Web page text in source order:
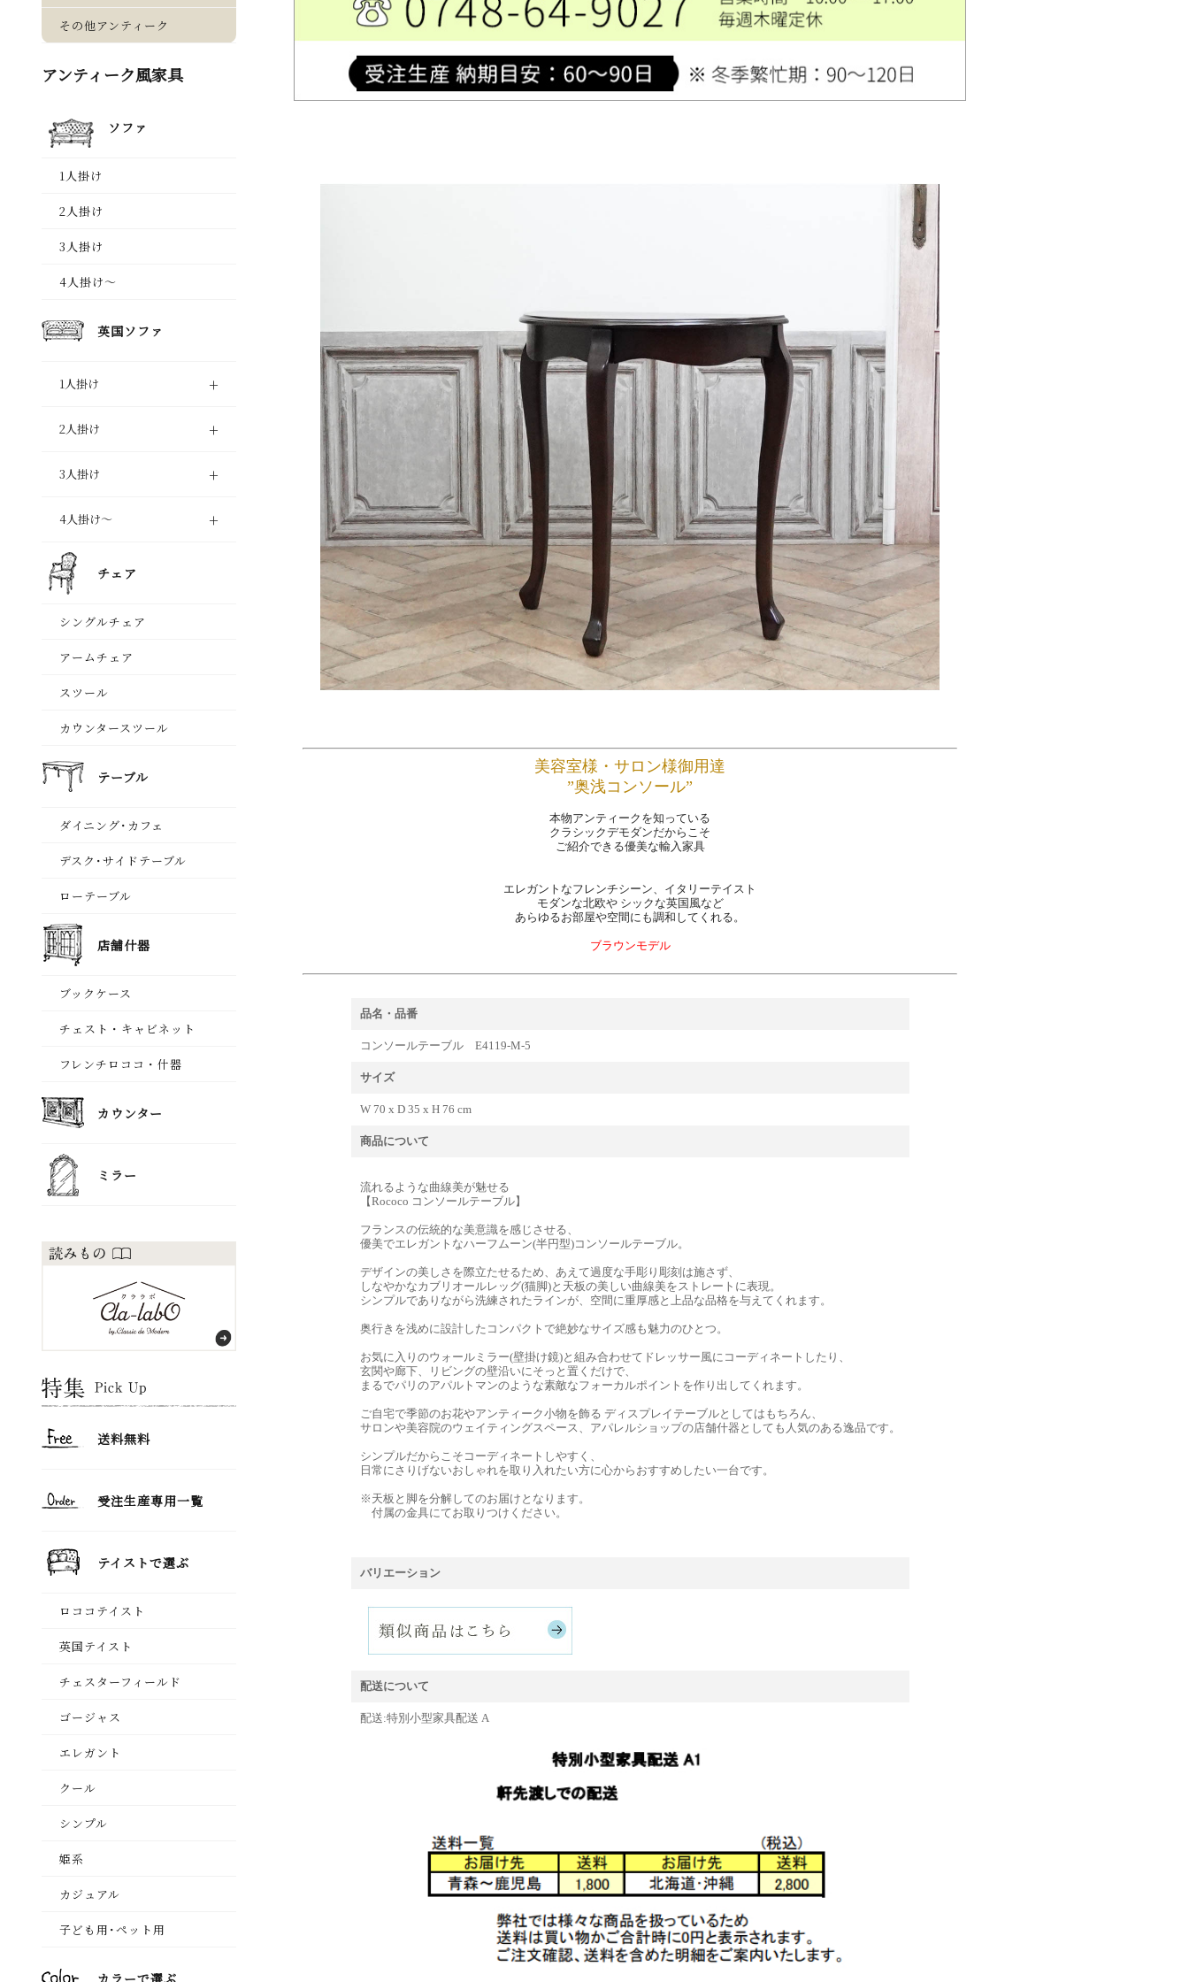
美容室様・サロン様御用達
”奥浅コンソール”
本物アンティークを知っている
クラシックデモダンだからこそ
ご紹介できる優美な輸入家具
エレガントなフレンチシーン、イタリーテイスト
モダンな北欧や シックな英国風など
あらゆるお部屋や空間にも調和してくれる。
ブラウンモデル
品名・品番
コンソールテーブル E4119-M-5
サイズ
W 70 x D 35 x H 76 cm
商品について
流れるような曲線美が魅せる
【Rococo コンソールテーブル】
フランスの伝統的な美意識を感じさせる、
優美でエレガントなハーフムーン(半円型)コンソールテーブル。
デザインの美しさを際立たせるため、あえて過度な手彫り彫刻は施さず、
しなやかなカブリオールレッグ(猫脚)と天板の美しい曲線美をストレートに表現。
シンプルでありながら洗練されたラインが、空間に重厚感と上品な品格を与えてくれます。
奥行きを浅めに設計したコンパクトで絶妙なサイズ感も魅力のひとつ。
お気に入りのウォールミラー(壁掛け鏡)と組み合わせてドレッサー風にコーディネートしたり、
玄関や廊下、リビングの壁沿いにそっと置くだけで、
まるでパリのアパルトマンのような素敵なフォーカルポイントを作り出してくれます。
ご自宅で季節のお花やアンティーク小物を飾る ディスプレイテーブルとしてはもちろん、
サロンや美容院のウェイティングスペース、アパレルショップの店舗什器としても人気のある逸品です。
シンプルだからこそコーディネートしやすく、
日常にさりげないおしゃれを取り入れたい方に心からおすすめしたい一台です。
※天板と脚を分解してのお届けとなります。
付属の金具にてお取りつけください。
バリエーション
配送について
配送:特別小型家具配送 A